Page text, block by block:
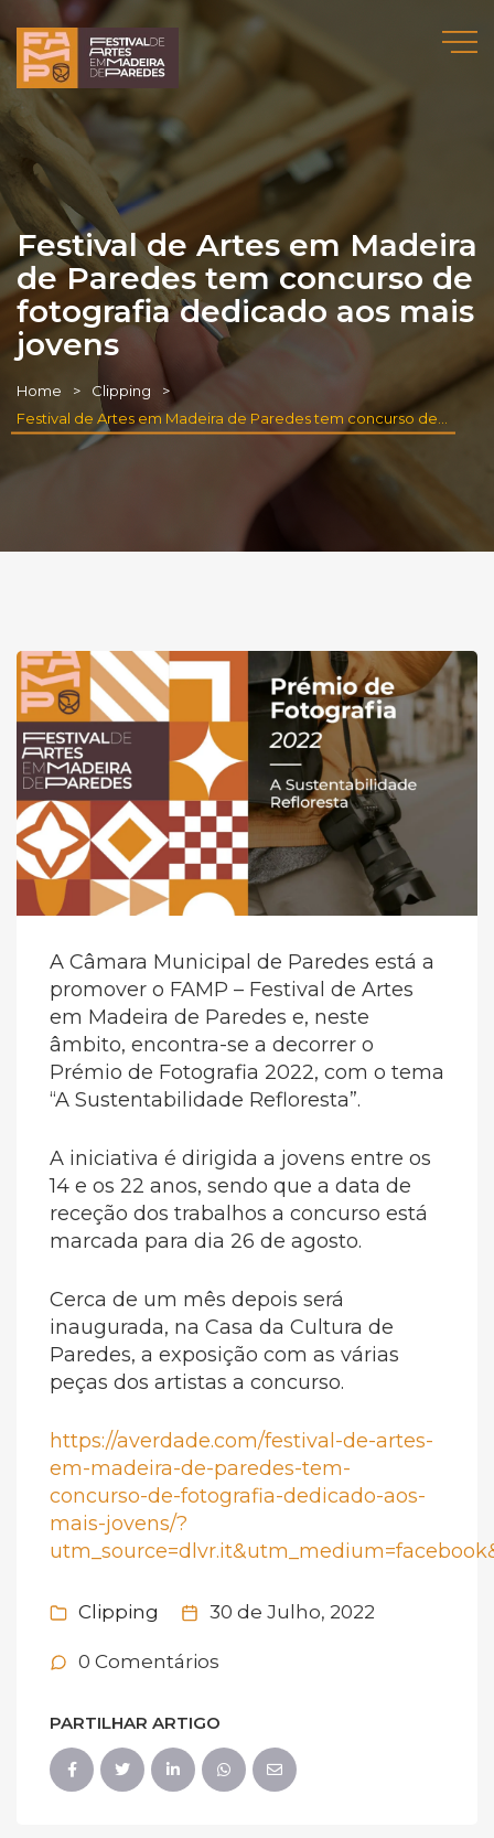
Festival de Artes em Madeira
de Paredes tem concurso de
fotografia dedicado aos mais
jovens
Home
Clipping
A Câmara Municipal de Paredes está a
promover o FAMP – Festival de Artes
em Madeira de Paredes e, neste
âmbito, encontra-se a decorrer o
Prémio de Fotografia 2022, com o tema
“A Sustentabilidade Refloresta”.
A iniciativa é dirigida a jovens entre os
14 e os 22 anos, sendo que a data de
receção dos trabalhos a concurso está
marcada para dia 26 de agosto.
Cerca de um mês depois será
inaugurada, na Casa da Cultura de
Paredes, a exposição com as várias
peças dos artistas a concurso.
https://averdade.com/festival-de-artes-
em-madeira-de-paredes-tem-
concurso-de-fotografia-dedicado-aos-
mais-jovens/?
Clipping 30 de Julho, 2022
0 Comentários
PARTILHAR ARTIGO